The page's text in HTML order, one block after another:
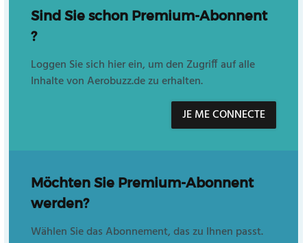
Sind Sie schon Premium-Abonnent
?
Loggen Sie sich hier ein, um den Zugriff auf alle
Inhalte von Aerobuzz.de zu erhalten.
JE ME CONNECTE
Möchten Sie Premium-Abonnent
werden?
Wählen Sie das Abonnement, das zu Ihnen passt.